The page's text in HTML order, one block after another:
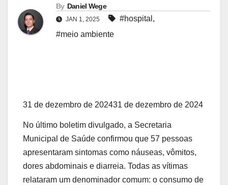
By Daniel Wege
JAN 1, 2025 #hospital ,
#meio ambiente
31 de dezembro de 202431 de dezembro de 2024
No último boletim divulgado, a Secretaria
Municipal de Saúde confirmou que 57 pessoas
apresentaram sintomas como náuseas, vômitos,
dores abdominais e diarreia. Todas as vítimas
relataram um denominador comum: o consumo de